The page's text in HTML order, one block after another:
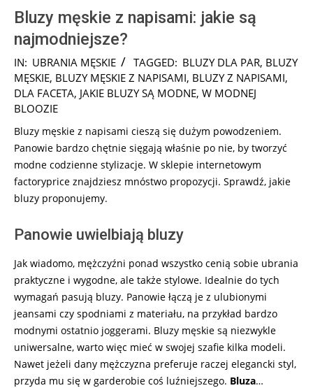
Bluzy męskie z napisami: jakie są
najmodniejsze?
2025-
07-
25
IN: UBRANIA MĘSKIE TAGGED: BLUZY DLA PAR, BLUZY
MĘSKIE, BLUZY MĘSKIE Z NAPISAMI, BLUZY Z NAPISAMI,
DLA FACETA, JAKIE BLUZY SĄ MODNE, W MODNEJ
BLOOZIE
Bluzy męskie z napisami cieszą się dużym powodzeniem.
Panowie bardzo chętnie sięgają właśnie po nie, by tworzyć
modne codzienne stylizacje. W sklepie internetowym
factoryprice znajdziesz mnóstwo propozycji. Sprawdź, jakie
bluzy proponujemy.
Panowie uwielbiają bluzy
Jak wiadomo, mężczyźni ponad wszystko cenią sobie ubrania
praktyczne i wygodne, ale także stylowe. Idealnie do tych
wymagań pasują bluzy. Panowie łączą je z ulubionymi
jeansami czy spodniami z materiału, na przykład bardzo
modnymi ostatnio joggerami. Bluzy męskie są niezwykle
uniwersalne, warto więc mieć w swojej szafie kilka modeli.
Nawet jeżeli dany mężczyzna preferuje raczej elegancki styl,
przyda mu się w garderobie coś luźniejszego. Bluza…